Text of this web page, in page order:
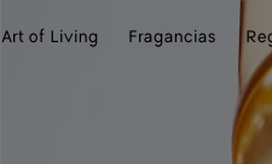
Art of Living Fragancias